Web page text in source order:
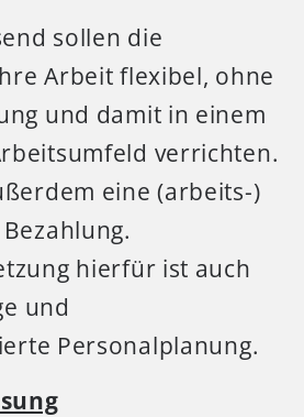
sollen die
Arbeit flexibel, ohne
und damit in einem
verrichten.
eine (arbeits-)
hierfür ist auch
und
Personalplanung.